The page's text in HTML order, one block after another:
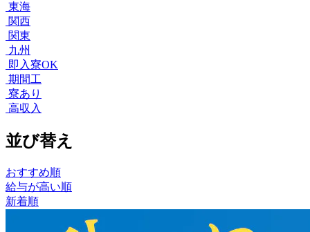
東海
関西
関東
九州
即入寮OK
期間工
寮あり
高収入
並び替え
おすすめ順
給与が高い順
新着順